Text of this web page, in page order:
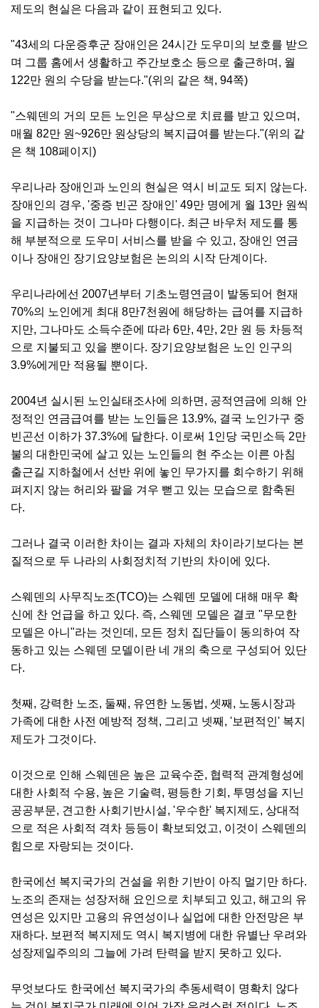
제도의 현실은 다음과 같이 표현되고 있다.
"43세의 다운증후군 장애인은 24시간 도우미의 보호를 받으
며 그룹 홈에서 생활하고 주간보호소 등으로 출근하며, 월
122만 원의 수당을 받는다."(위의 같은 책, 94쪽)
"스웨덴의 거의 모든 노인은 무상으로 치료를 받고 있으며,
매월 82만 원~926만 원상당의 복지급여를 받는다."(위의 같
은 책 108페이지)
우리나라 장애인과 노인의 현실은 역시 비교도 되지 않는다.
장애인의 경우, '중증 빈곤 장애인' 49만 명에게 월 13만 원씩
을 지급하는 것이 그나마 다행이다. 최근 바우처 제도를 통
해 부분적으로 도우미 서비스를 받을 수 있고, 장애인 연금
이나 장애인 장기요양보험은 논의의 시작 단계이다.
우리나라에선 2007년부터 기초노령연금이 발동되어 현재
70%의 노인에게 최대 8만7천원에 해당하는 급여를 지급하
지만, 그나마도 소득수준에 따라 6만, 4만, 2만 원 등 차등적
으로 지불되고 있을 뿐이다. 장기요양보험은 노인 인구의
3.9%에게만 적용될 뿐이다.
2004년 실시된 노인실태조사에 의하면, 공적연금에 의해 안
정적인 연금급여를 받는 노인들은 13.9%, 결국 노인가구 중
빈곤선 이하가 37.3%에 달한다. 이로써 1인당 국민소득 2만
불의 대한민국에 살고 있는 노인들의 현 주소는 이른 아침
출근길 지하철에서 선반 위에 놓인 무가지를 회수하기 위해
펴지지 않는 허리와 팔을 겨우 뻗고 있는 모습으로 함축된
다.
그러나 결국 이러한 차이는 결과 자체의 차이라기보다는 본
질적으로 두 나라의 사회정치적 기반의 차이에 있다.
스웨덴의 사무직노조(TCO)는 스웨덴 모델에 대해 매우 확
신에 찬 언급을 하고 있다. 즉, 스웨덴 모델은 결코 "무모한
모델은 아니"라는 것인데, 모든 정치 집단들이 동의하여 작
동하고 있는 스웨덴 모델이란 네 개의 축으로 구성되어 있단
다.
첫째, 강력한 노조, 둘째, 유연한 노동법, 셋째, 노동시장과
가족에 대한 사전 예방적 정책, 그리고 넷째, '보편적인' 복지
제도가 그것이다.
이것으로 인해 스웨덴은 높은 교육수준, 협력적 관계형성에
대한 사회적 수용, 높은 기술력, 평등한 기회, 투명성을 지닌
공공부문, 견고한 사회기반시설, '우수한' 복지제도, 상대적
으로 적은 사회적 격차 등등이 확보되었고, 이것이 스웨덴의
힘으로 자랑되는 것이다.
한국에선 복지국가의 건설을 위한 기반이 아직 멀기만 하다.
노조의 존재는 성장저해 요인으로 치부되고 있고, 해고의 유
연성은 있지만 고용의 유연성이나 실업에 대한 안전망은 부
재하다. 보편적 복지제도 역시 복지병에 대한 유별난 우려와
성장제일주의의 그늘에 가려 탄력을 받지 못하고 있다.
무엇보다도 한국에선 복지국가의 추동세력이 명확치 않다